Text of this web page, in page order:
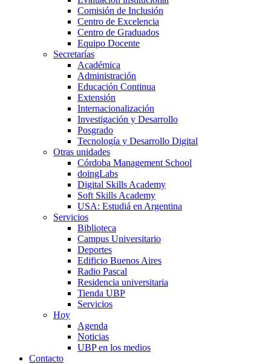
Comisión de Inclusión
Centro de Excelencia
Centro de Graduados
Equipo Docente
Secretarías
Académica
Administración
Educación Continua
Extensión
Internacionalización
Investigación y Desarrollo
Posgrado
Tecnología y Desarrollo Digital
Otras unidades
Córdoba Management School
doingLabs
Digital Skills Academy
Soft Skills Academy
USA: Estudiá en Argentina
Servicios
Biblioteca
Campus Universitario
Deportes
Edificio Buenos Aires
Radio Pascal
Residencia universitaria
Tienda UBP
Servicios
Hoy
Agenda
Noticias
UBP en los medios
Contacto